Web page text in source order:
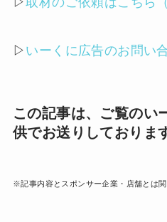
▷ いーくに広告のお問い
この記事は、ご覧のい
供でお送りしておりま
※記事内容とスポンサー企業・店舗とは関